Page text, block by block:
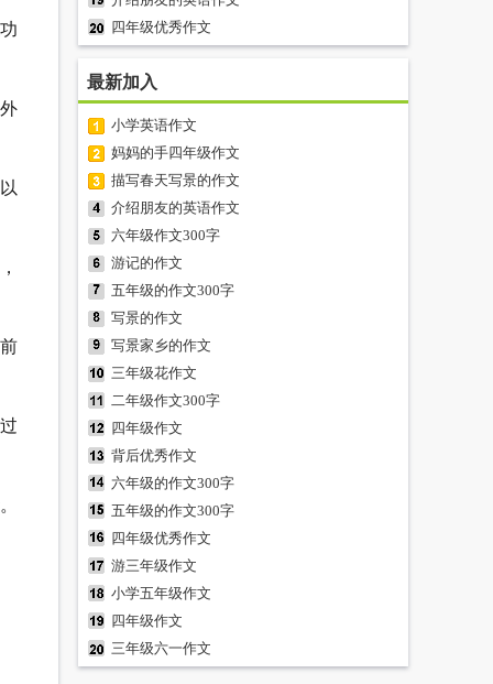
四年级优秀作文
最新加入
小学英语作文
妈妈的手四年级作文
描写春天写景的作文
介绍朋友的英语作文
六年级作文300字
游记的作文
五年级的作文300字
写景的作文
写景家乡的作文
三年级花作文
二年级作文300字
四年级作文
背后优秀作文
六年级的作文300字
五年级的作文300字
四年级优秀作文
游三年级作文
小学五年级作文
四年级作文
三年级六一作文